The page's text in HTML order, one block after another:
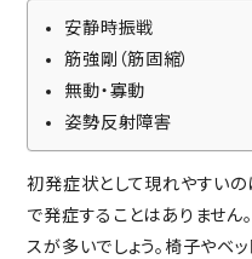
安静時振戦
筋強剛（筋固縮）
無動・寡動
姿勢反射障害
初発症状として現れやすいの
で発症することはありません
スが多いでしょう。椅子やベ